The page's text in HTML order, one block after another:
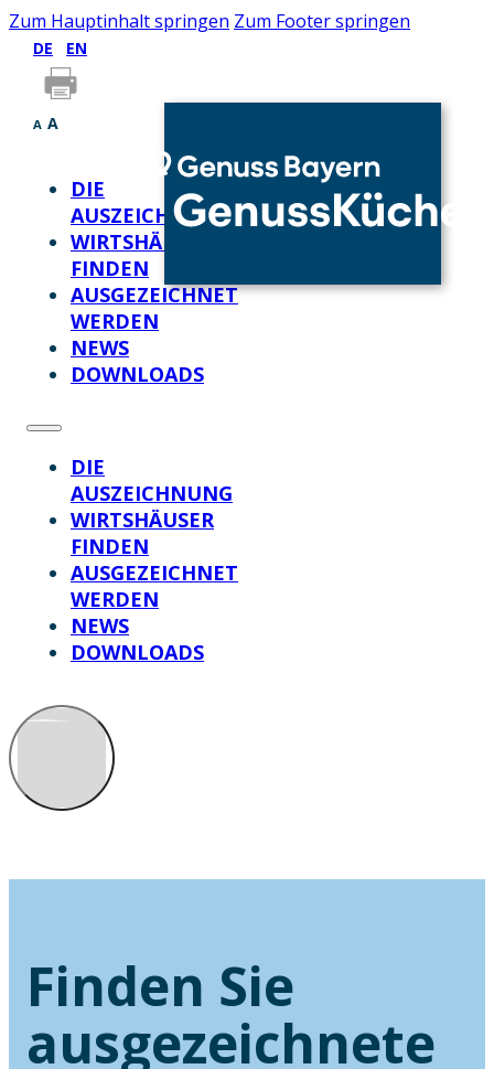
Zum Hauptinhalt springen Zum Footer springen
DE EN
A A
DIE
AUSZEICHNUNG
WIRTSHÄUSER
FINDEN
AUSGEZEICHNET
WERDEN
NEWS
DOWNLOADS
DIE
AUSZEICHNUNG
WIRTSHÄUSER
FINDEN
AUSGEZEICHNET
WERDEN
NEWS
DOWNLOADS
Finden Sie
ausgezeichnete